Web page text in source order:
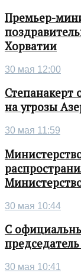
Премьер-
Хорватии
30 мая 12:00
Степанакерт
на угрозы
30 мая 11:59
30 мая 10:44
С
30 мая 10:41